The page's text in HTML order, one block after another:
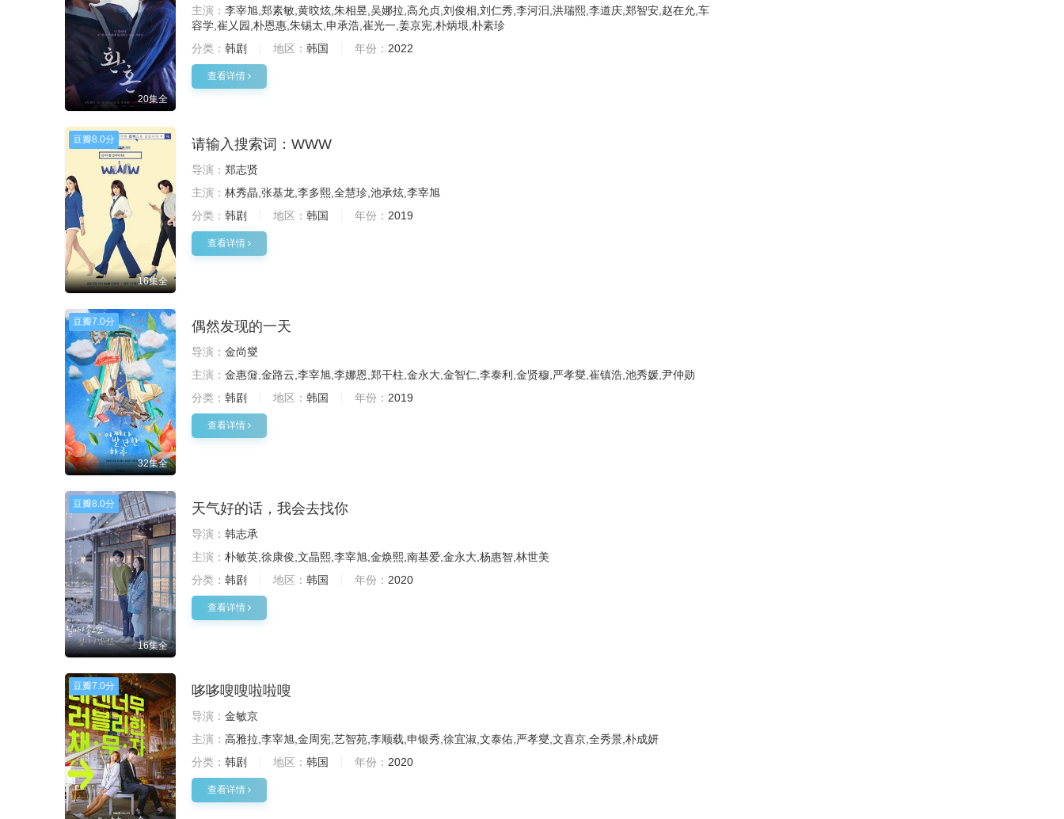
20集全
主演： 李宰旭,郑素敏,黄旼炫,朱相昱,吴娜拉,高允贞,刘俊相,刘仁秀,李河汩,洪瑞熙,李道庆,郑智安,赵在允,车
容学,崔乂园,朴恩惠,朱锡太,申承浩,崔光一,姜京宪,朴炳垠,朴素珍
分类： 韩剧 地区： 韩国 年份： 2022
查看详情
豆瓣8.0分
16集全
请输入搜索词：WWW
导演： 郑志贤
主演： 林秀晶,张基龙,李多熙,全慧珍,池承炫,李宰旭
分类： 韩剧 地区： 韩国 年份： 2019
查看详情
豆瓣7.0分
32集全
偶然发现的一天
导演： 金尚燮
主演： 金惠奫,金路云,李宰旭,李娜恩,郑干柱,金永大,金智仁,李泰利,金贤穆,严孝燮,崔镇浩,池秀媛,尹仲勋
分类： 韩剧 地区： 韩国 年份： 2019
查看详情
豆瓣8.0分
16集全
天气好的话，我会去找你
导演： 韩志承
主演： 朴敏英,徐康俊,文晶熙,李宰旭,金焕熙,南基爱,金永大,杨惠智,林世美
分类： 韩剧 地区： 韩国 年份： 2020
查看详情
豆瓣7.0分 哆哆嗖嗖啦啦嗖
导演： 金敏京
主演： 高雅拉,李宰旭,金周宪,艺智苑,李顺载,申银秀,徐宜淑,文泰佑,严孝燮,文喜京,全秀景,朴成妍
分类： 韩剧 地区： 韩国 年份： 2020
查看详情